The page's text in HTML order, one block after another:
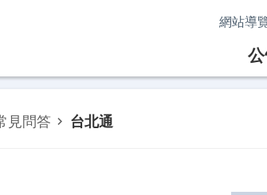
網站導
見問答 台北通